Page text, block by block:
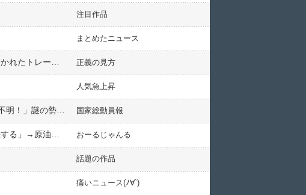
注目作品
まとめたニュース
正義の見方
人気急上昇
国家総動員報
おーるじゃんる
話題の作品
痛いニュース(ﾉ∀`)